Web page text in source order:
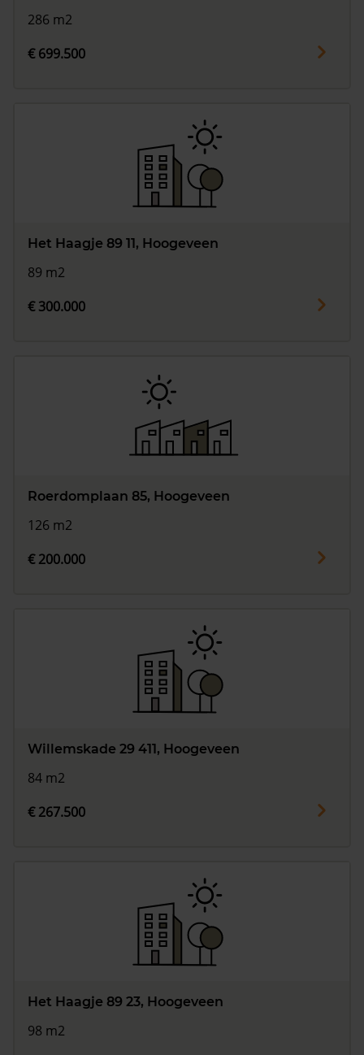
286 m2
€ 699.500
Het Haagje 89 11, Hoogeveen
89 m2
€ 300.000
Roerdomplaan 85, Hoogeveen
126 m2
€ 200.000
Willemskade 29 411, Hoogeveen
84 m2
€ 267.500
Het Haagje 89 23, Hoogeveen
98 m2